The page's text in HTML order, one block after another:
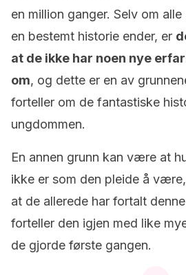
en million ganger. Selv om
en bestemt historie ender, er
at de ikke har noen nye
om, og dette er en av
forteller om de fantastiske
ungdommen.
En annen grunn kan være at
ikke er som den pleide å
at de allerede har fortalt
forteller den igjen med like
de gjorde første gangen.